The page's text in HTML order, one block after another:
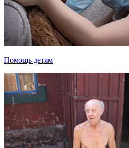
Помощь детям